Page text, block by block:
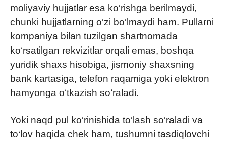
moliyaviy hujjatlar esa ko‘rishga berilmaydi,
chunki hujjatlarning o‘zi bo‘lmaydi ham. Pullarni
kompaniya bilan tuzilgan shartnomada
ko‘rsatilgan rekvizitlar orqali emas, boshqa
yuridik shaxs hisobiga, jismoniy shaxsning
bank kartasiga, telefon raqamiga yoki elektron
hamyonga o‘tkazish so‘raladi.
Yoki naqd pul ko‘rinishida to‘lash so‘raladi va
to‘lov haqida chek ham, tushumni tasdiqlovchi